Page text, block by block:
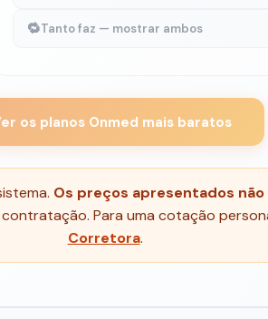
🔁Tanto faz — mostrar ambos
os planos Onmed mais baratos
Os preços apresentados não
Para uma cotação
Corretora.